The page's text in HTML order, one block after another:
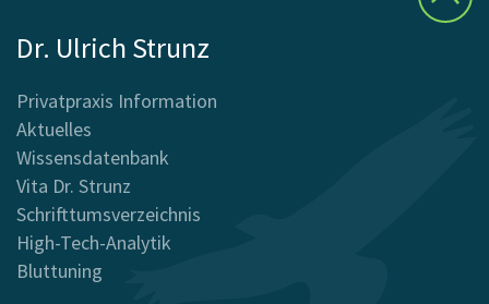
Dr. Ulrich Strunz
Privatpraxis Information
Aktuelles
Wissensdatenbank
Vita Dr. Strunz
Schrifttumsverzeichnis
High-Tech-Analytik
Bluttuning